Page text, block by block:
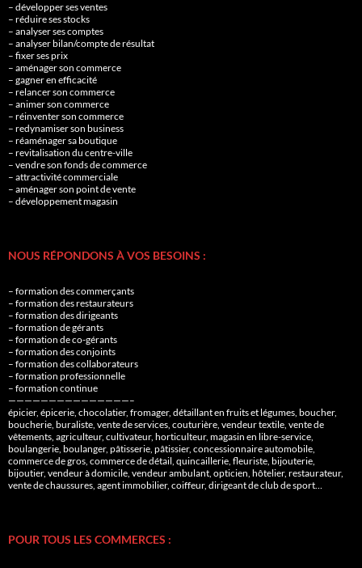
– développer ses ventes
– réduire ses stocks
– analyser ses comptes
– analyser bilan/compte de résultat
– fixer ses prix
– aménager son commerce
– gagner en efficacité
– relancer son commerce
– animer son commerce
– réinventer son commerce
– redynamiser son business
– réaménager sa boutique
– revitalisation du centre-ville
– vendre son fonds de commerce
– attractivité commerciale
– aménager son point de vente
– développement magasin
NOUS RÉPONDONS À VOS BESOINS :
– formation des commerçants
– formation des restaurateurs
– formation des dirigeants
– formation de gérants
– formation de co-gérants
– formation des conjoints
– formation des collaborateurs
– formation professionnelle
– formation continue
———————————————–
épicier, épicerie, chocolatier, fromager, détaillant en fruits et légumes, boucher,
boucherie, buraliste, vente de services, couturière, vendeur textile, vente de
vêtements, agriculteur, cultivateur, horticulteur, magasin en libre-service,
boulangerie, boulanger, pâtisserie, pâtissier, concessionnaire automobile,
commerce de gros, commerce de détail, quincaillerie, fleuriste, bijouterie,
bijoutier, vendeur à domicile, vendeur ambulant, opticien, hôtelier, restaurateur,
vente de chaussures, agent immobilier, coiffeur, dirigeant de club de sport…
POUR TOUS LES COMMERCES :